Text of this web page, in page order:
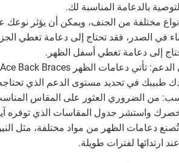
بالدعامة المناسبة لك.
مختلفة من الجنف، ويمكن أن يؤثر نوعك
في الصدر، فقد تحتاج إلى دعامة تغطي
إلى دعامة تغطي أسفل الظهر.
طبيبك في تحديد مستوى الدعم الذي
من الضروري العثور على المقاس
خصرك واستشر جدول المقاسات الذي
دعامات الظهر من مواد مختلفة، مثل
ارتدائها لفترات طويلة.